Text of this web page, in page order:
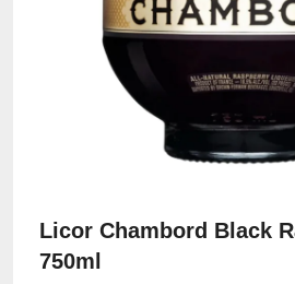
Licor Chambord Black
750ml